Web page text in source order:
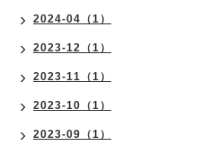
2024-04（1）
2023-12（1）
2023-11（1）
2023-10（1）
2023-09（1）